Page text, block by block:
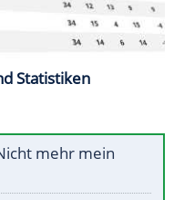
Statistiken
mehr mein